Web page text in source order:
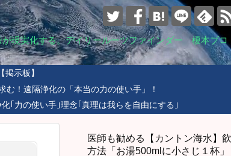
現実化する。デイリールーツファインダー 榎本ブロ
【掲示板】
む！遠隔浄化の「本当の力の使い手」！
｢力の使い手｣理念｢真理は我らを自由にする｣
医師も勧める【カントン海水】
方法「お湯500mlに小さじ１杯」